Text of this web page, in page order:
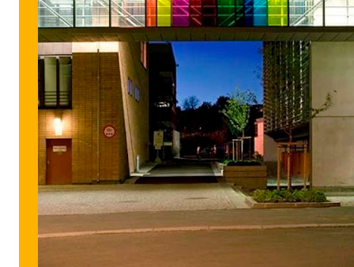
Digitale ressurser for undervisning
Studentenes psykososiale læringsmiljø
Søknad og opptak
FORSKNING OG UTVIKLINGSARBEID
Om FoU på NMH
Livet rundt FoU
For ph.d.-programmet i kunstnerisk utviklingsarbeid
For ph.d.-programmet i musikkforskning